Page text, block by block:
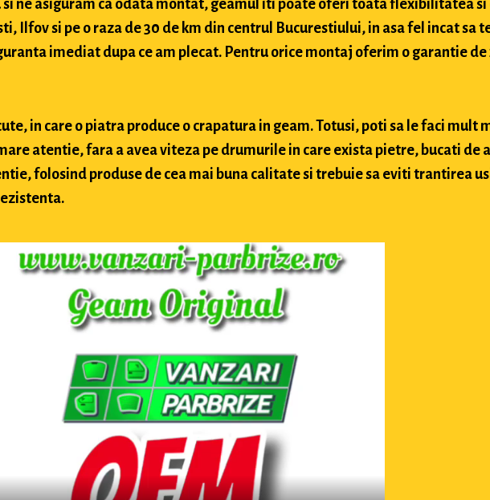
ne asiguram ca odata montat, geamul iti poate oferi toata flexibilitatea si
Ilfov si pe o raza de 30 de km din centrul Bucurestiului, in asa fel incat sa
imediat dupa ce am plecat. Pentru orice montaj oferim o garantie de
in care o piatra produce o crapatura in geam. Totusi, poti sa le faci mult
atentie, fara a avea viteza pe drumurile in care exista pietre, bucati de
folosind produse de cea mai buna calitate si trebuie sa eviti trantirea